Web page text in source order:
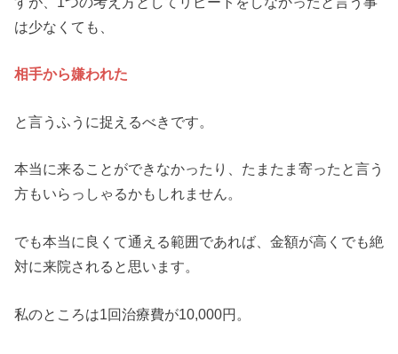
は少なくても、
相手から嫌われた
と言うふうに捉えるべきです。
本当に来ることができなかったり、たまたま寄ったと言う
方もいらっしゃるかもしれません。
でも本当に良くて通える範囲であれば、金額が高くでも絶
対に来院されると思います。
私のところは1回治療費が10,000円。